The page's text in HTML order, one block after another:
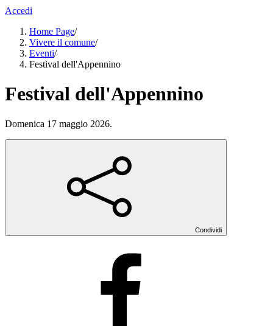
Accedi
Home Page/
Vivere il comune/
Eventi/
Festival dell'Appennino
Festival dell'Appennino
Domenica 17 maggio 2026.
Condividi